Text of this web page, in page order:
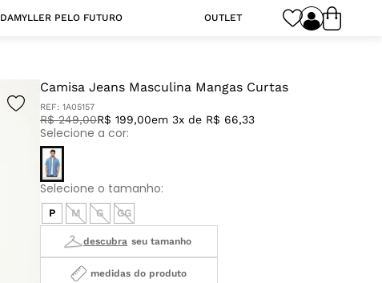
DAMYLLER PELO FUTURO OUTLET
Camisa Jeans Masculina Mangas Curtas
REF: 1A05157
R$ 249,00R$ 199,00em 3x de R$ 66,33
P M G GG
medidas do produto